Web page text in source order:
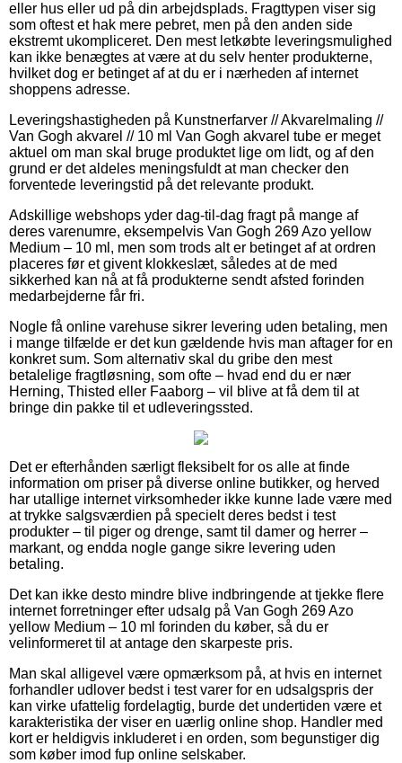
eller hus eller ud på din arbejdsplads. Fragttypen viser sig
som oftest et hak mere pebret, men på den anden side
ekstremt ukompliceret. Den mest letkøbte leveringsmulighed
kan ikke benægtes at være at du selv henter produkterne,
hvilket dog er betinget af at du er i nærheden af internet
shoppens adresse.
Leveringshastigheden på Kunstnerfarver // Akvarelmaling //
Van Gogh akvarel // 10 ml Van Gogh akvarel tube er meget
aktuel om man skal bruge produktet lige om lidt, og af den
grund er det aldeles meningsfuldt at man checker den
forventede leveringstid på det relevante produkt.
Adskillige webshops yder dag-til-dag fragt på mange af
deres varenumre, eksempelvis Van Gogh 269 Azo yellow
Medium – 10 ml, men som trods alt er betinget af at ordren
placeres før et givent klokkeslæt, således at de med
sikkerhed kan nå at få produkterne sendt afsted forinden
medarbejderne får fri.
Nogle få online varehuse sikrer levering uden betaling, men
i mange tilfælde er det kun gældende hvis man aftager for en
konkret sum. Som alternativ skal du gribe den mest
betalelige fragtløsning, som ofte – hvad end du er nær
Herning, Thisted eller Faaborg – vil blive at få dem til at
bringe din pakke til et udleveringssted.
Det er efterhånden særligt fleksibelt for os alle at finde
information om priser på diverse online butikker, og herved
har utallige internet virksomheder ikke kunne lade være med
at trykke salgsværdien på specielt deres bedst i test
produkter – til piger og drenge, samt til damer og herrer –
markant, og endda nogle gange sikre levering uden
betaling.
Det kan ikke desto mindre blive indbringende at tjekke flere
internet forretninger efter udsalg på Van Gogh 269 Azo
yellow Medium – 10 ml forinden du køber, så du er
velinformeret til at antage den skarpeste pris.
Man skal alligevel være opmærksom på, at hvis en internet
forhandler udlover bedst i test varer for en udsalgspris der
kan virke ufattelig fordelagtig, burde det undertiden være et
karakteristika der viser en uærlig online shop. Handler med
kort er heldigvis inkluderet i en orden, som begunstiger dig
som køber imod fup online selskaber.